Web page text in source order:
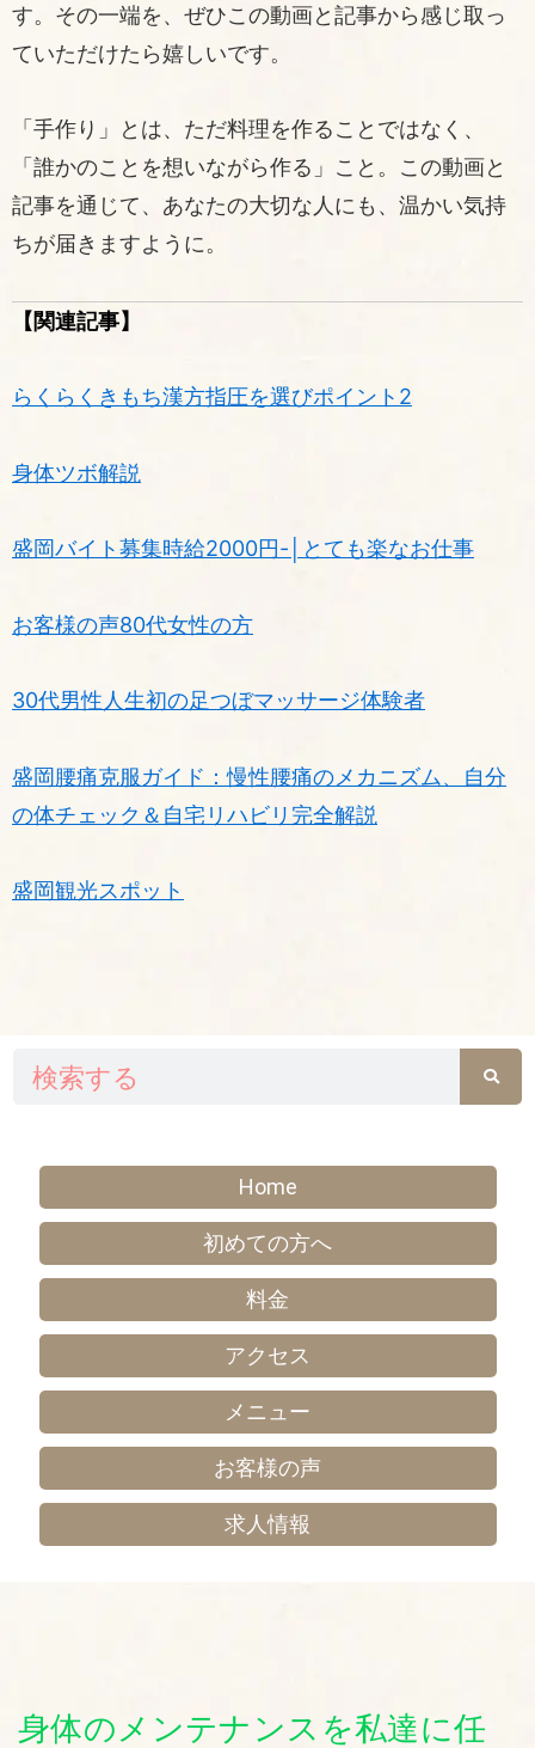
Home
初めての方へ
料金
アクセス
メニュー
お客様の声
求人情報
す。その一端を、ぜひこの動画と記事から感じ取っ
ていただけたら嬉しいです。
「手作り」とは、ただ料理を作ることではなく、
「誰かのことを想いながら作る」こと。この動画と
記事を通じて、あなたの大切な人にも、温かい気持
ちが届きますように。
【関連記事】
らくらくきもち漢方指圧を選びポイント2
身体ツボ解説
盛岡バイト募集時給2000円-│とても楽なお仕事
お客様の声80代女性の方
30代男性人生初の足つぼマッサージ体験者
盛岡腰痛克服ガイド：慢性腰痛のメカニズム、自分
の体チェック＆自宅リハビリ完全解説
盛岡観光スポット
身体のメンテナンスを私達に任